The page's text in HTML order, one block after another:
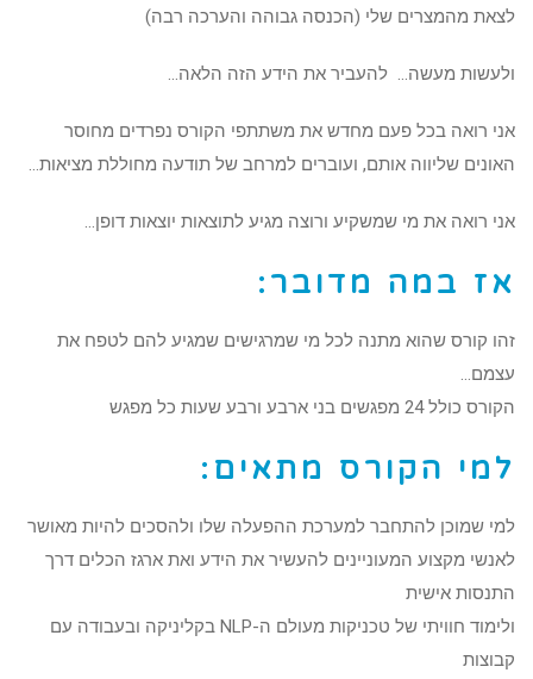
לצאת מהמצרים שלי (הכנסה גבוהה והערכה רבה)
ולעשות מעשה… להעביר את הידע הזה הלאה…
אני רואה בכל פעם מחדש את משתתפי הקורס נפרדים מחוסר
האונים שליווה אותם, ועוברים למרחב של תודעה מחוללת מציאות…
אני רואה את מי שמשקיע ורוצה מגיע לתוצאות יוצאות דופן…
אז במה מדובר:
זהו קורס שהוא מתנה לכל מי שמרגישים שמגיע להם לטפח את
עצמם…
הקורס כולל 24 מפגשים בני ארבע ורבע שעות כל מפגש
למי הקורס מתאים:
למי שמוכן להתחבר למערכת ההפעלה שלו ולהסכים להיות מאושר
לאנשי מקצוע המעוניינים להעשיר את הידע ואת ארגז הכלים דרך
התנסות אישית
ולימוד חוויתי של טכניקות מעולם ה-NLP בקליניקה ובעבודה עם
קבוצות